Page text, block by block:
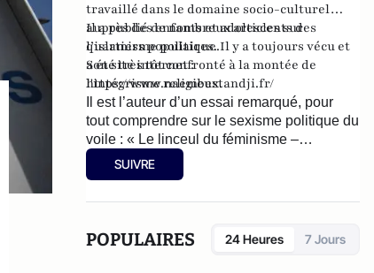
travaillé dans le domaine socio-culturel
auprès des enfants et adolescents des
quartiers populaires. Il y a toujours vécu et
a été très tôt confronté à la montée de
l'intégrisme religieux.
Il a publié de nombreux articles sur
l’islamisme politique.
Son site internet :
https://www.naembestandji.fr/
Il est l’auteur d’un essai remarqué, pour
tout comprendre sur le sexisme politique du
voile : « Le linceul du féminisme –
Caresser l’islamisme dans le sens du voile
» (éditions Séramis, novembre 2021).
SUIVRE
POPULAIRES 24 Heures 7 Jours